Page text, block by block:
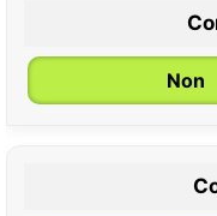
0 / 6
Non